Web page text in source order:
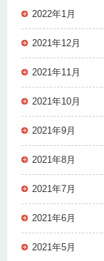
2022年1月
2021年12月
2021年11月
2021年10月
2021年9月
2021年8月
2021年7月
2021年6月
2021年5月